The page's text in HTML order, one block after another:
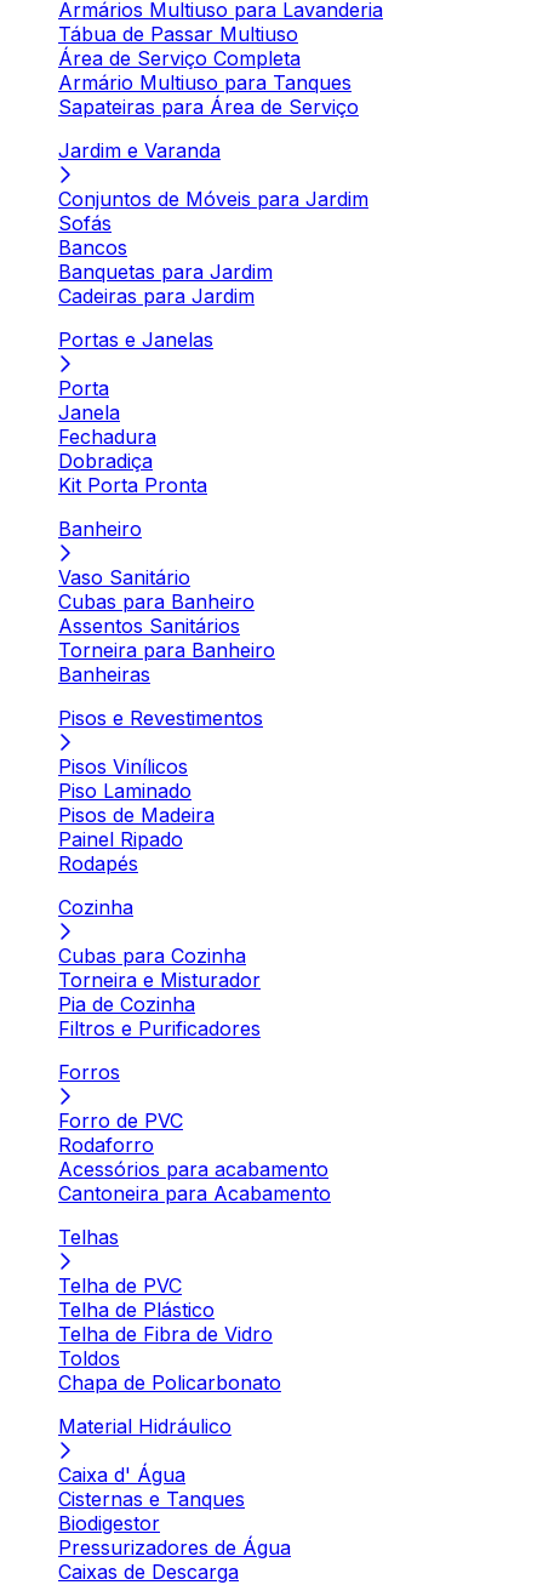
Armários Multiuso para Lavanderia
Tábua de Passar Multiuso
Área de Serviço Completa
Armário Multiuso para Tanques
Sapateiras para Área de Serviço
Jardim e Varanda
Conjuntos de Móveis para Jardim
Sofás
Bancos
Banquetas para Jardim
Cadeiras para Jardim
Portas e Janelas
Porta
Janela
Fechadura
Dobradiça
Kit Porta Pronta
Banheiro
Vaso Sanitário
Cubas para Banheiro
Assentos Sanitários
Torneira para Banheiro
Banheiras
Pisos e Revestimentos
Pisos Vinílicos
Piso Laminado
Pisos de Madeira
Painel Ripado
Rodapés
Cozinha
Cubas para Cozinha
Torneira e Misturador
Pia de Cozinha
Filtros e Purificadores
Forros
Forro de PVC
Rodaforro
Acessórios para acabamento
Cantoneira para Acabamento
Telhas
Telha de PVC
Telha de Plástico
Telha de Fibra de Vidro
Toldos
Chapa de Policarbonato
Material Hidráulico
Caixa d' Água
Cisternas e Tanques
Biodigestor
Pressurizadores de Água
Caixas de Descarga